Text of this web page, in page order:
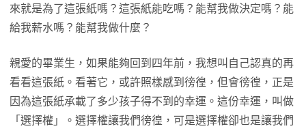
來就是為了這張紙嗎？這張紙能吃嗎？能幫我做決定嗎？能
給我薪水嗎？能幫我做什麼？
親愛的畢業生，如果能夠回到四年前，我想叫自己認真的再
看看這張紙。看著它，或許照樣感到徬徨，但會徬徨，正是
因為這張紙承載了多少孩子得不到的幸運。這份幸運，叫做
「選擇權」。選擇權讓我們徬徨，可是選擇權卻也是讓我們